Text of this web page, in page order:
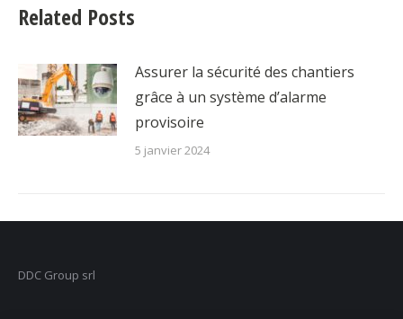
Related Posts
Assurer la sécurité des chantiers
grâce à un système d’alarme
provisoire
5 janvier 2024
DDC Group srl